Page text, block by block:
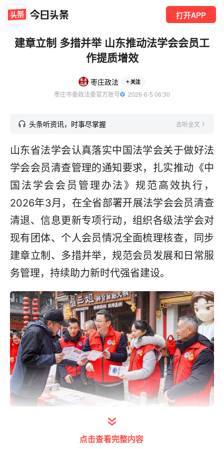
打开APP
建章立制 多措并举 山东推动法学会会员工
作提质增效
枣庄政法 关注
枣庄市委政法委官方账号
  2026-6-5 06:30
头条听资讯，时事尽掌握 去听全文
山东省法学会认真落实中国法学会关于做好法
学会会员清查管理的通知要求，扎实推动《中
国法学会会员管理办法》规范高效执行，
2026年3月，在全省部署开展法学会会员清查
清退、信息更新专项行动，组织各级法学会对
现有团体、个人会员情况全面梳理核查，同步
建章立制、多措并举，规范会员发展和日常服
务管理，持续助力新时代强省建设。
济南市市中区举办“法润元宵·情暖万家”暨学雷
点击查看完整内容